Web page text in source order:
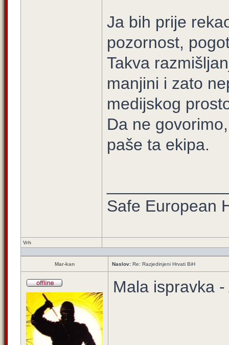
Ja bih prije
pozornost,
Takva
manjini i zato
medijskog
Da ne
paše ta ekipa.
Safe European
Vrh
Mar-kan Naslov: Re: Razjedinjeni Hrvati BiH
Mala ispravka